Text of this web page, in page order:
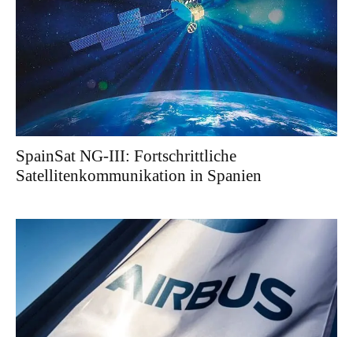
SpainSat NG-III: Fortschrittliche
Satellitenkommunikation in Spanien